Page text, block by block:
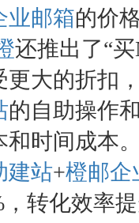
业邮箱的价
还推出了“
更大的折扣
的自助操作
时间成本
建站+橙邮企
转化效率